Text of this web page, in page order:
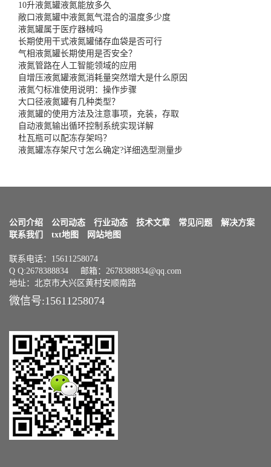
10升液氮罐液氮能放多久
敞口液氮罐中液氮氮气混合的温度多少度
液氮罐属于医疗器械吗
长期使用干式液氮罐储存血袋是否可行
气相液氮罐长期使用是否安全？
液氮管路在人工智能领域的应用
自增压液氮罐液氮消耗量突然增大是什么原因
液氮勺标准使用说明：操作步骤
大口径液氮罐有几种类型？
液氮罐的使用方法及注意事项，充装，存取
自动液氮输出循环控制系统实现详解
杜瓦瓶可以配冻存架吗？
液氮罐冻存架尺寸怎么确定?详细选型测量步
公司介绍 公司动态 行业动态 技术文章 常见问题
解决方案
联系我们
txt地图 网站地图
联系电话：15611258074
Q Q:2678388834 邮箱：2678388834@qq.com
地址：北京市大兴区黄村安顺南路
微信号:15611258074